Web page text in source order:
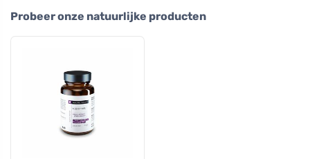
Probeer onze natuurlijke producten